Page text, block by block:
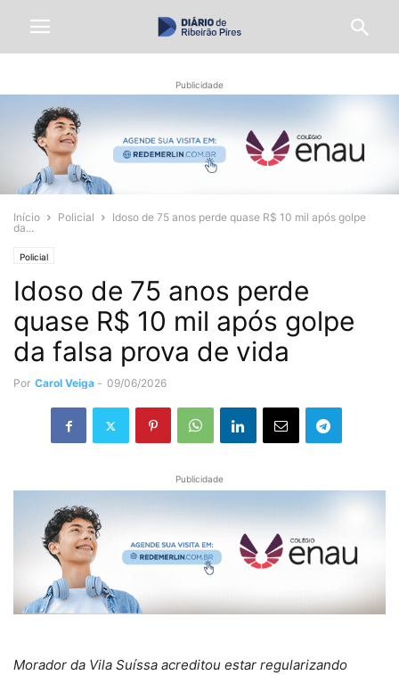
Publicidade
Início Policial
Idoso de 75 anos perde quase R$ 10 mil após golpe
da...
Policial
Idoso de 75 anos perde
quase R$ 10 mil após golpe
da falsa prova de vida
Por Carol Veiga - 09/06/2026
Publicidade
Morador da Vila Suíssa acreditou estar regularizando